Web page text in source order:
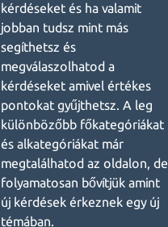
kérdéseket és ha valamit
jobban tudsz mint más
segíthetsz és
megválaszolhatod a
kérdéseket amivel értékes
pontokat gyűjthetsz. A leg
különbözőbb főkategóriákat
és alkategóriákat már
megtalálhatod az oldalon, de
folyamatosan bővítjük amint
új kérdések érkeznek egy új
témában.